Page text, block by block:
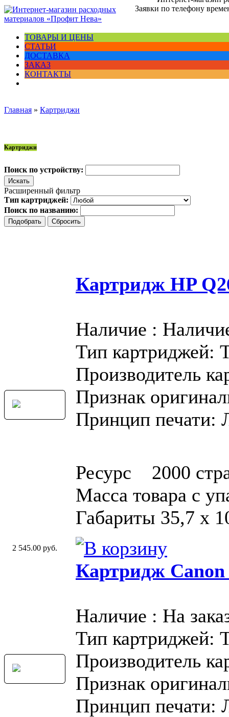
Заявки по телефону
ТОВАРЫ И ЦЕНЫ
СТАТЬИ
ДОСТАВКА
ЗАКАЗ
КОНТАКТЫ
Главная » Картриджи
Картриджи
Поиск по устройству:
Расширенный фильтр
Тип картриджей:
Поиск по названию:
Картридж HP
Наличие :
Тип картриджей:
Производитель
Признак
Принцип печати:
Ресурс 2000
Масса товара с
Габариты 35,7 x
2 545.00 руб.
Картридж Canon
Наличие : На
Тип картриджей:
Производитель
Признак
Принцип печати: